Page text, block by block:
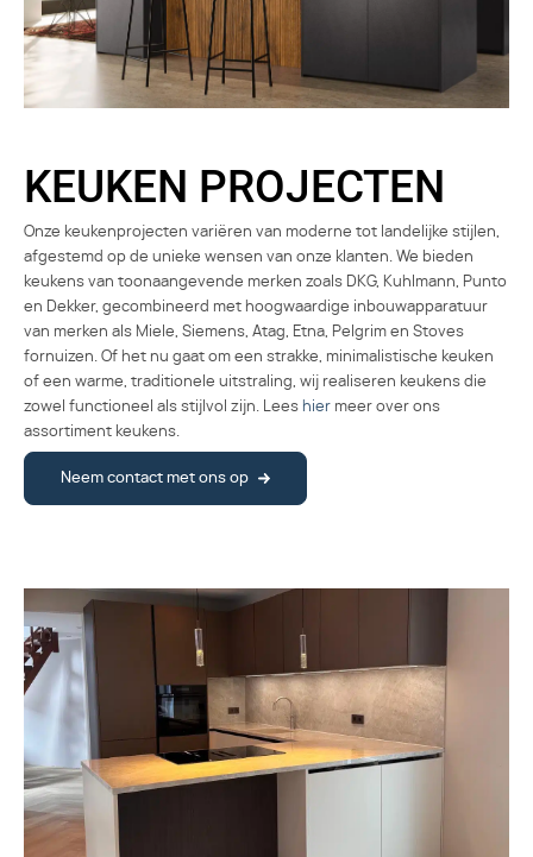
KEUKEN PROJECTEN
Onze keukenprojecten variëren van moderne tot landelijke stijlen,
afgestemd op de unieke wensen van onze klanten. We bieden
keukens van toonaangevende merken zoals DKG, Kuhlmann, Punto
en Dekker, gecombineerd met hoogwaardige inbouwapparatuur
van merken als Miele, Siemens, Atag, Etna, Pelgrim en Stoves
fornuizen. Of het nu gaat om een strakke, minimalistische keuken
of een warme, traditionele uitstraling, wij realiseren keukens die
zowel functioneel als stijlvol zijn. Lees hier meer over ons
assortiment keukens.
Neem contact met ons op